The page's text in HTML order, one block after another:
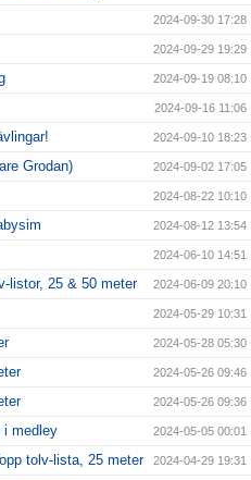
2024-09-30 17:28
2024-09-29 19:29
2024-09-19 08:10
2024-09-16 11:06
2024-09-10 18:23
Grodan) 2024-09-02 17:05
2024-08-22 10:10
2024-08-12 13:54
2024-06-10 14:51
listor, 25 & 50 meter 2024-06-09 20:10
2024-05-29 10:31
2024-05-28 05:30
2024-05-26 09:46
2024-05-26 09:36
i medley 2024-05-05 00:01
tolv-lista, 25 meter 2024-04-29 19:31